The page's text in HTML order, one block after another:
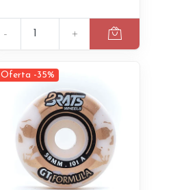
- +
Oferta -35%